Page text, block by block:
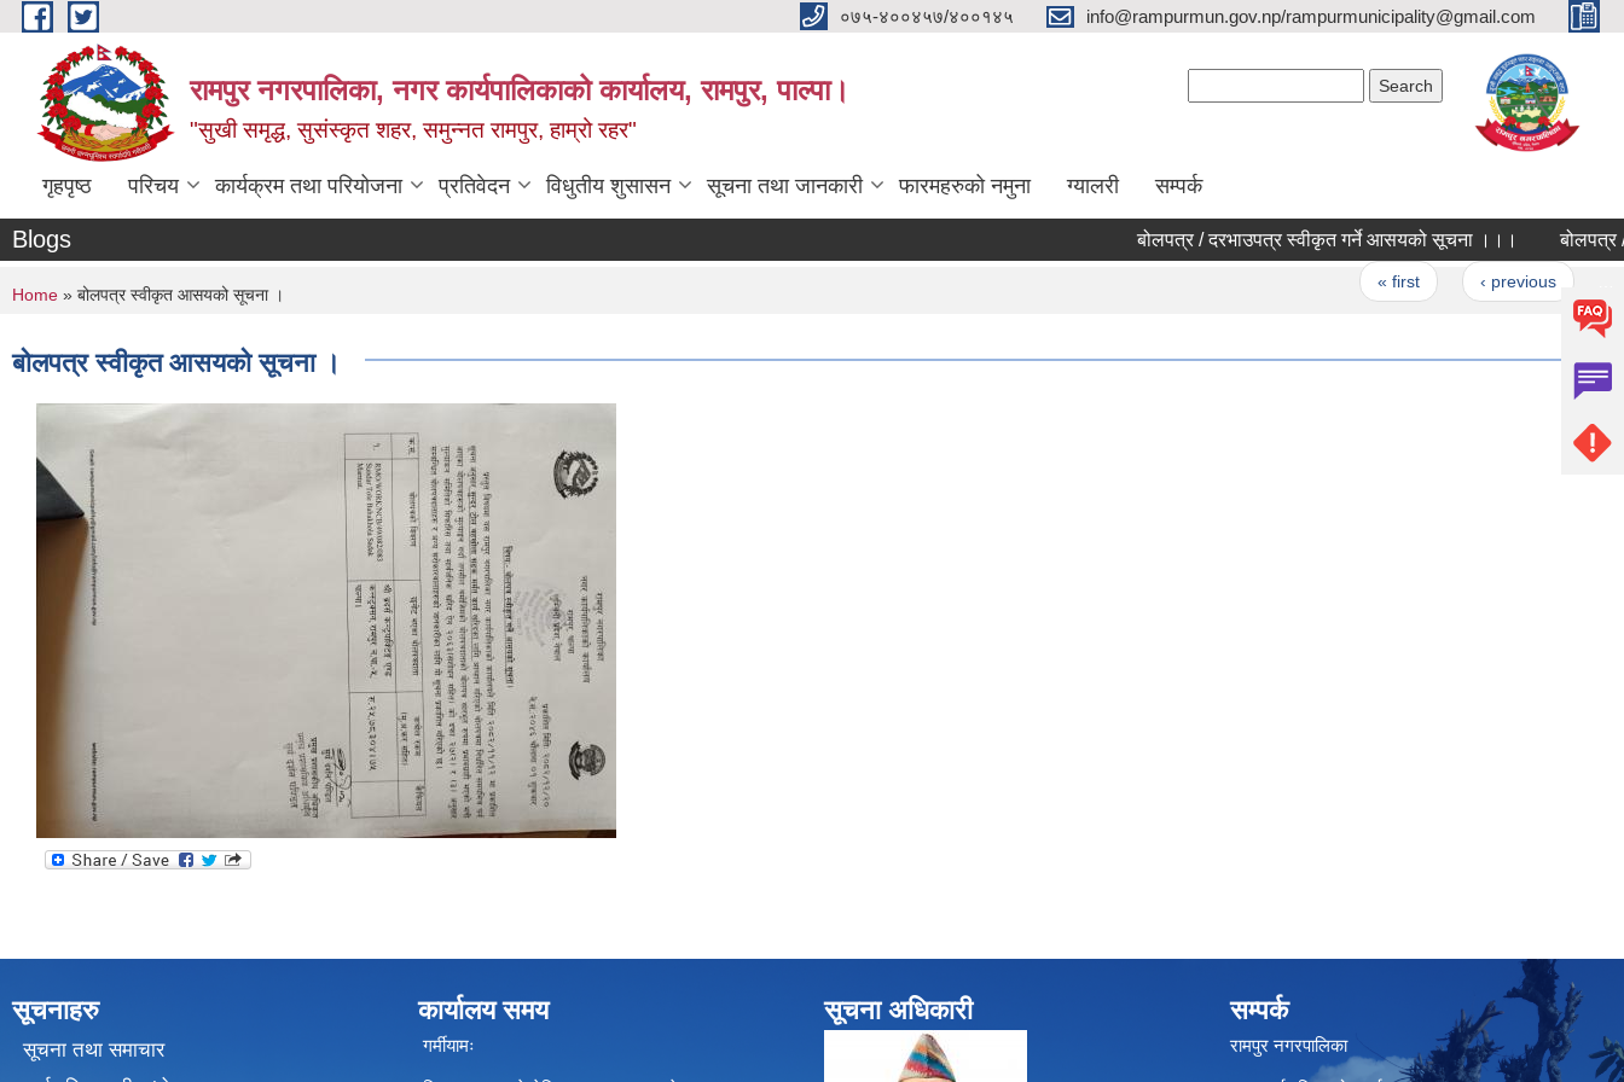
Skip to main content ०७५-४००४५७/४००१४५ info@rampurmun.gov.np/rampurmunicipality@gmail.com
रामपुर नगरपालिका, नगर कार्यपालिकाको कार्यालय, रामपुर, पाल्पा।
"सुखी समृद्ध, सुसंस्कृत शहर, समुन्नत रामपुर, हाम्रो रहर"
गृहपृष्ठ परिचय कार्यक्रम तथा परियोजना प्रतिवेदन विधुतीय शुसासन सूचना तथा जानकारी फारमहरुको नमुना ग्यालरी सम्पर्क
Blogs बोलपत्र / दरभाउपत्र स्वीकृत गर्ने आसयको सूचना ।।। बोलपत्र /
« first ‹ previous
You are here
Home » बोलपत्र स्वीकृत आसयको सूचना ।
बोलपत्र स्वीकृत आसयको सूचना ।
सूचनाहरु
सूचना तथा समाचार
कार्यालय समय
गर्मीयामः
सूचना अधिकारी सम्पर्क
रामपुर नगरपालिका